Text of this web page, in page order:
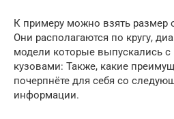
К примеру можно взять размер
Они располагаются по кругу,
модели которые выпускались
кузовами: Также, какие
почерпнёте для себя со
информации.